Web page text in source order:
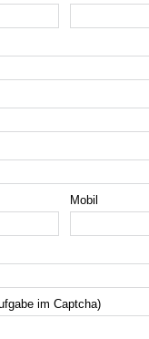
Mobil
im Captcha)